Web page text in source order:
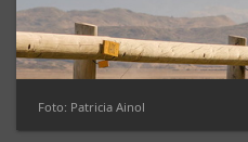
Foto: Patricia Ainol